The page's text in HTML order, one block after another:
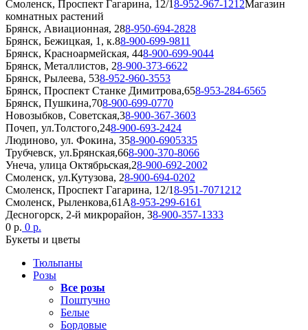
Смоленск, Проспект Гагарина, 12/18-952-967-1212Магазин
комнатных растений
Брянск, Авиационная, 288-950-694-2828
Брянск, Бежицкая, 1, к.88-900-699-9811
Брянск, Красноармейская, 448-900-699-9044
Брянск, Металлистов, 28-900-373-6622
Брянск, Рылеева, 538-952-960-3553
Брянск, Проспект Станке Димитрова,658-953-284-6565
Брянск, Пушкина,708-900-699-0770
Новозыбков, Советская,38-900-367-3603
Почеп, ул.Толстого,248-900-693-2424
Людиново, ул. Фокина, 358-900-6905335
Трубчевск, ул.Брянская,668-900-370-8066
Унеча, улица Октябрьская,28-900-692-2002
Смоленск, ул.Кутузова, 28-900-694-0202
Смоленск, Проспект Гагарина, 12/18-951-7071212
Смоленск, Рыленкова,61А8-953-299-6161
Десногорск, 2-й микрорайон, 38-900-357-1333
0 р. 0 р.
Букеты и цветы
Тюльпаны
Розы
Все розы
Поштучно
Белые
Бордовые